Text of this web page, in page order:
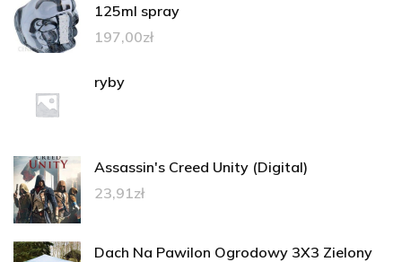
125ml spray
197,00zł
ryby
Assassin's Creed Unity (Digital)
23,91zł
Dach Na Pawilon Ogrodowy 3X3 Zielony